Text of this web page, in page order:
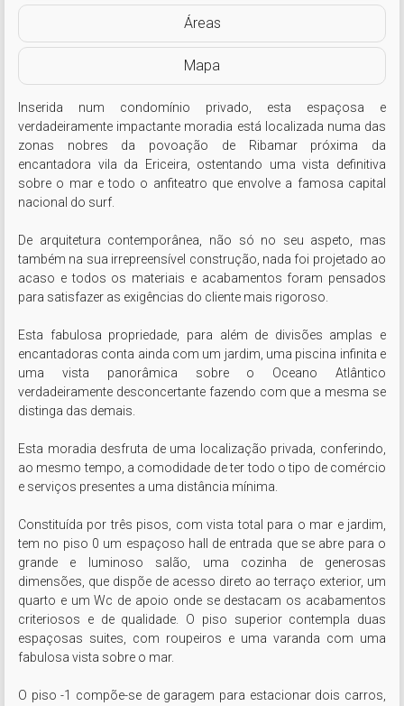
Áreas
Mapa
Inserida num condomínio privado, esta espaçosa e
verdadeiramente impactante moradia está localizada numa das
zonas nobres da povoação de Ribamar próxima da
encantadora vila da Ericeira, ostentando uma vista definitiva
sobre o mar e todo o anfiteatro que envolve a famosa capital
nacional do surf.
De arquitetura contemporânea, não só no seu aspeto, mas
também na sua irrepreensível construção, nada foi projetado ao
acaso e todos os materiais e acabamentos foram pensados
para satisfazer as exigências do cliente mais rigoroso.
Esta fabulosa propriedade, para além de divisões amplas e
encantadoras conta ainda com um jardim, uma piscina infinita e
uma vista panorâmica sobre o Oceano Atlântico
verdadeiramente desconcertante fazendo com que a mesma se
distinga das demais.
Esta moradia desfruta de uma localização privada, conferindo,
ao mesmo tempo, a comodidade de ter todo o tipo de comércio
e serviços presentes a uma distância mínima.
Constituída por três pisos, com vista total para o mar e jardim,
tem no piso 0 um espaçoso hall de entrada que se abre para o
grande e luminoso salão, uma cozinha de generosas
dimensões, que dispõe de acesso direto ao terraço exterior, um
quarto e um Wc de apoio onde se destacam os acabamentos
criteriosos e de qualidade. O piso superior contempla duas
espaçosas suites, com roupeiros e uma varanda com uma
fabulosa vista sobre o mar.
O piso -1 compõe-se de garagem para estacionar dois carros,